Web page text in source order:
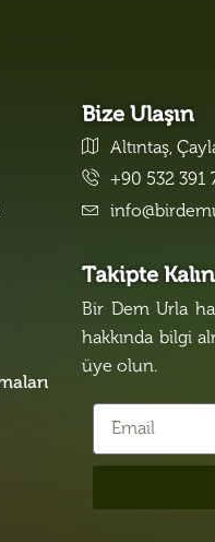
Bize Ulaşın
Altıntaş,
+90 532 391
Takipte Kalın
Bir Dem Urla
hakkında bilgi
üye olun.